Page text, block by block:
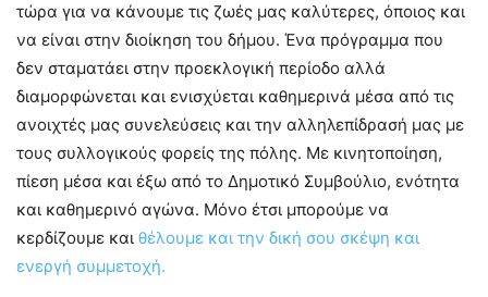
τώρα για να κάνουμε τις ζωές μας καλύτερες, όποιος και
να είναι στην διοίκηση του δήμου. Ένα πρόγραμμα που
δεν σταματάει στην προεκλογική περίοδο αλλά
διαμορφώνεται και ενισχύεται καθημερινά μέσα από τις
ανοιχτές μας συνελεύσεις και την αλληλεπίδρασή μας με
τους συλλογικούς φορείς της πόλης. Με κινητοποίηση,
πίεση μέσα και έξω από το Δημοτικό Συμβούλιο, ενότητα
και καθημερινό αγώνα. Μόνο έτσι μπορούμε να
κερδίζουμε και θέλουμε και την δική σου σκέψη και
ενεργή συμμετοχή.